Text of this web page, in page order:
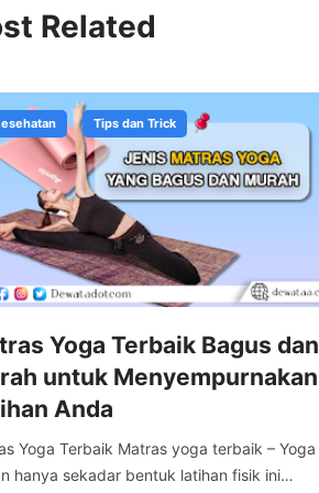
Related
Tips dan Trick
Yoga Terbaik Bagus dan
untuk Menyempurnakan
Anda
Yoga Terbaik Matras yoga terbaik – Yoga
hanya sekadar bentuk latihan fisik ini…